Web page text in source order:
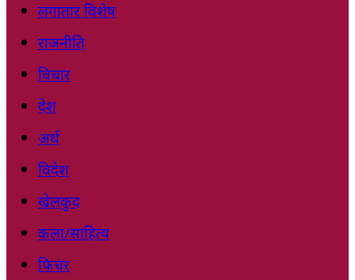
लगातार विशेष
राजनीति
विचार
देश
अर्थ
विदेश
खेलकुद
कला/साहित्य
फिचर